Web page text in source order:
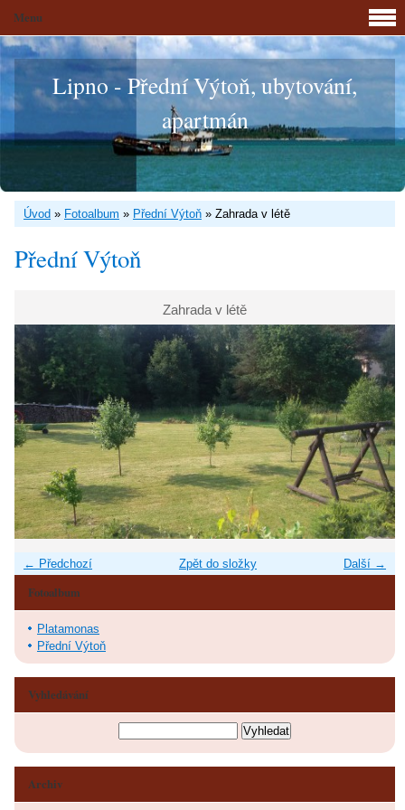
Lipno - Přední Výtoň, ubytování,
apartmán
Úvod » Fotoalbum » Přední Výtoň » Zahrada v létě
Přední Výtoň
Zahrada v létě
← Předchozí Další →
Zpět do složky
Menu
Fotoalbum
Platamonas
Přední Výtoň
Vyhledávání
Archiv